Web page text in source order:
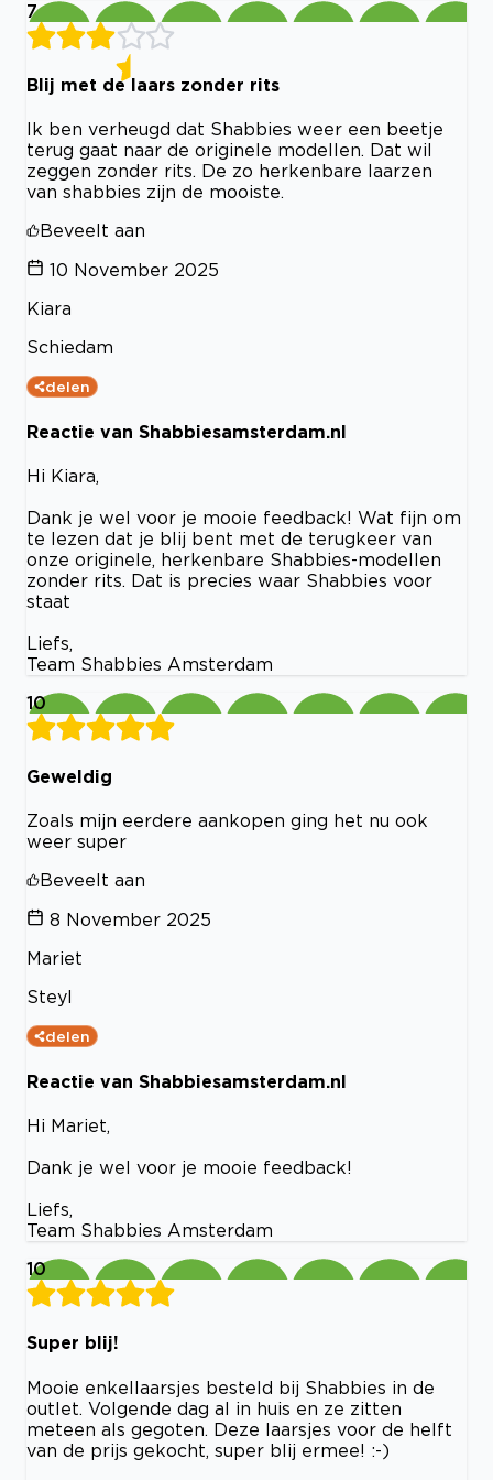
7
Blij met de laars zonder rits
Ik ben verheugd dat Shabbies weer een beetje
terug gaat naar de originele modellen. Dat wil
zeggen zonder rits. De zo herkenbare laarzen
van shabbies zijn de mooiste.
Beveelt aan
10 November 2025
Kiara
Schiedam
delen
Reactie van Shabbiesamsterdam.nl
Hi Kiara,
Dank je wel voor je mooie feedback! Wat fijn om
te lezen dat je blij bent met de terugkeer van
onze originele, herkenbare Shabbies-modellen
zonder rits. Dat is precies waar Shabbies voor
staat
Liefs,
Team Shabbies Amsterdam
10
Geweldig
Zoals mijn eerdere aankopen ging het nu ook
weer super
Beveelt aan
8 November 2025
Mariet
Steyl
delen
Reactie van Shabbiesamsterdam.nl
Hi Mariet,
Dank je wel voor je mooie feedback!
Liefs,
Team Shabbies Amsterdam
10
Super blij!
Mooie enkellaarsjes besteld bij Shabbies in de
outlet. Volgende dag al in huis en ze zitten
meteen als gegoten. Deze laarsjes voor de helft
van de prijs gekocht, super blij ermee! :-)